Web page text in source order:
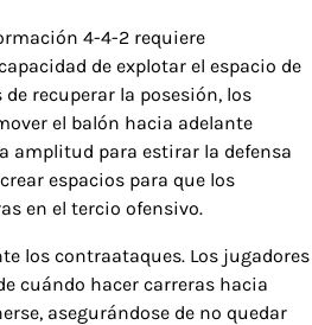
4-4-2 requiere
de explotar el espacio de
recuperar la posesión, los
el balón hacia adelante
amplitud para estirar la defensa
espacios para que los
en el tercio ofensivo.
los contraataques. Los jugadores
cuándo hacer carreras hacia
asegurándose de no quedar